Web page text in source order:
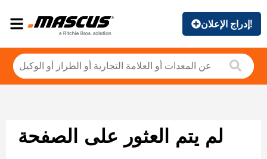
إدراج الإعلان!
لم يتم العثور على الصفحة